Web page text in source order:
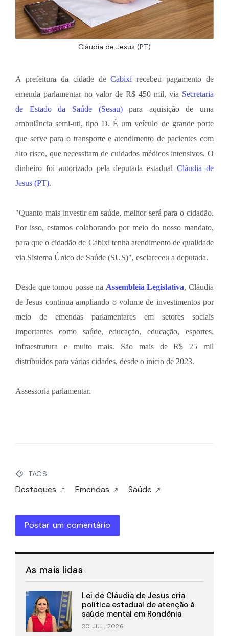
Cláudia de Jesus (PT)
A prefeitura da cidade deCabixi recebeu pagamento de
emenda parlamentar no valor de R$ 450 mil, via Secretaria
de Estado da Saúde (Sesau)para aquisição de uma
ambulância semi-uti, tipo D. É um veículo de grande porte
que serve para o transporte e atendimento de pacientes com
alto risco, que necessitam de cuidados médicos intensivos. O
dinheiro foi autorizado pela deputada estadualCláudia de
Jesus (PT).
"Quanto mais investir em saúde, melhor será para o cidadão.
Por isso, estamos colaborando por meio do nosso mandato,
para que o cidadão de Cabixi tenha atendimento de qualidade
via Sistema Único de Saúde (SUS)", esclareceu a deputada.
Desde que tomou posse na Assembleia Legislativa, Cláudia
de Jesus continua ampliando o volume de investimentos por
meio de emendas parlamentares em setores sociais
importantes como saúde, educação, educação, esportes,
infraestrutura e muito mais. São mais de R$ 25 mil
distribuídos para várias cidades, desde o início de 2023.
Assessoria parlamentar.
TAGS:
Destaques Emendas Saúde
Postar um comentário
As mais lidas
Lei de Cláudia de Jesus cria
política estadual de atenção à
saúde mental em Rondônia
30 JUL., 2026